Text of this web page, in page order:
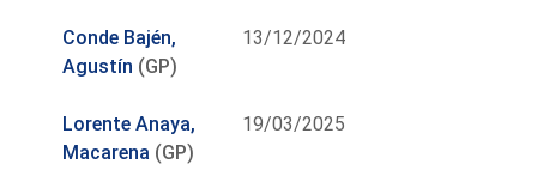
Conde Bajén,
Agustín (GP)
13/12/2024
Lorente Anaya,
Macarena (GP)
19/03/2025